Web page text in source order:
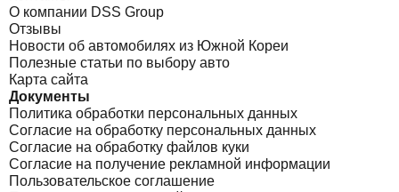
О компании DSS Group
Отзывы
Новости об автомобилях из Южной Кореи
Полезные статьи по выбору авто
Карта сайта
Документы
Политика обработки персональных данных
Согласие на обработку персональных данных
Согласие на обработку файлов куки
Согласие на получение рекламной информации
Пользовательское соглашение